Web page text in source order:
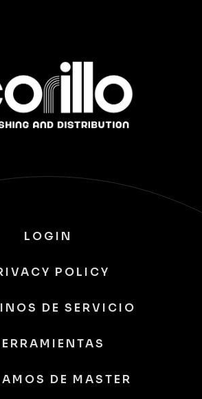
LOGIN
POLICY
DE SERVICIO
DE MASTER